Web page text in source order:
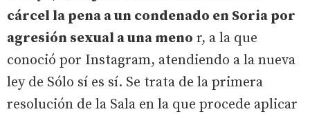
cárcel la pena a un condenado en Soria por
agresión sexual a una meno r, a la que
conoció por Instagram, atendiendo a la nueva
ley de Sólo sí es sí. Se trata de la primera
resolución de la Sala en la que procede aplicar